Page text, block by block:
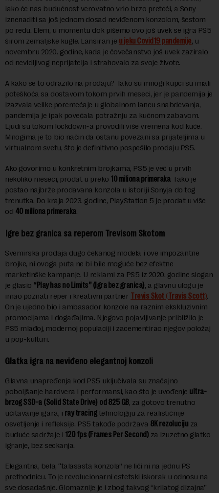
iako će nas budućnost verovatno vrlo brzo preteći, a Sony
iznenaditi sa još jednom dosad neviđenom konzolom, šestom
po redu. Elem, u momentu dok pišemo ovo još uvek se igra PS5
širom zemaljske kugle. Lansiran je u jeku Covid19 pandemije, u
novembru 2020. godine, kada je čovečanstvo još uvek zaziralo
od nevidljivog neprijatelja i strahovalo za svoje živote.
A kako se to odrazilo na prodaju? Iako su mnogi kupci su imali
poteškoća sa dostavom tokom prvih meseci, jer je pandemija je
izazvala velike poremećaje u globalnom lancu snabdevanja,
pandemija je ipak povećala potražnju za kućnom zabavom.
Ljudi su tokom lockdown-a provodili više vremena kod kuće.
Mnogima je to bio način da ostanu povezani sa prijateljima u
virtualnom svetu, što je definitivno pospešilo prodaju PS5.
Ako govorimo u konkretnim brojkama, PS5 je već u prvih
nekoliko meseci, prodat u preko 10 miliona primeraka. Tako je
postao najbrže prodavana konzola u istoriji Sonyja do tog
trenutka. Do kraja 2023. godine, PlayStation 5 je prodat u više
od 40 miliona primeraka.
Igre bez granica sa reperom Trevisom Skotom
Svemirska prodaja dugo čekanog modela i ove impozantne
brojke, ni ovoga puta ne bi bile moguće bez efektne
marketinške kampanje. U reklami za PS5 iz 2020. godine slogan
je glasio “Play has no Limits” (Igra bez granica), a glavnu ulogu je
imao poznati reper i kreativni partner Trevis Skot(Travis Scott).
On je ujedno bio i ambasador konzole na raznim ekskluzivnim
promocijama i događajima. Njegovo pojavljivanje približilo je
PS5 mlađoj, modernoj populaciji i zacementirao njegov položaj
u pop-kulturi.
Glatka igra na neviđeno elegantnoj konzoli
Glavna unapređenja kod PS5 uključivala su značajno
poboljšanje hardvera i performansi, kao što je uvođenje ultra-
brzog SSD-a (Solid State Drive) od 825 GB, za gotovo trenutno
učitavanje igara, i ray tracingtehnologiju za realističnije
osvetljenje i refleksije. PS5 takođe podržava 8K rezoluciju za
buduće sadržaje i 120 fps (Frames Per Second) za izuzetno glatko
igranje, bez seckanja.
Elegantna, bela, “talasasta konzola” ne liči ni na jednu PS
prethodnicu. To je revolucionarni estetski iskorak u odnosu na
sve dosadašnje. Glomaznije je i zbog takvog “krilatog dizajna”